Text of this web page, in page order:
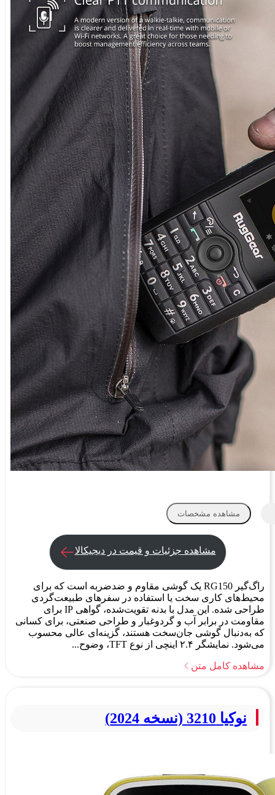
مشاهده مشخصات
مشاهده جزئیات و قیمت در دیجیکالا
راگ‌گیر RG150 یک گوشی مقاوم و ضدضربه است که برای
محیط‌های کاری سخت یا استفاده در سفرهای طبیعت‌گردی
طراحی شده. این مدل با بدنه تقویت‌شده، گواهی IP برای
مقاومت در برابر آب و گردوغبار و طراحی صنعتی، برای کسانی
که به‌دنبال گوشی جان‌سخت هستند، گزینه‌ای عالی محسوب
می‌شود. نمایشگر ۲.۴ اینچی از نوع TFT، وضوح...
مشاهده کامل متن
نوکیا 3210 (نسخه 2024)